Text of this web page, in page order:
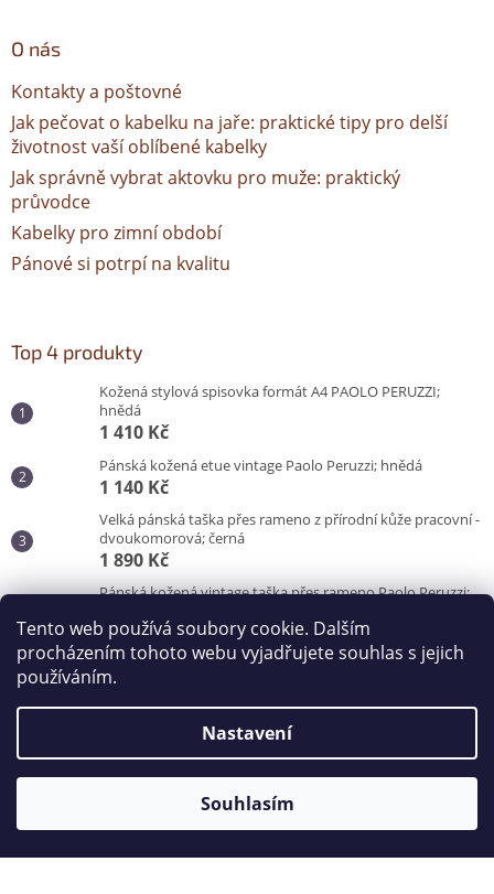
Tento web používá soubory cookie. Dalším
procházením tohoto webu vyjadřujete souhlas s jejich
používáním.
Nastavení
Souhlasím
O nás
Kontakty a poštovné
Jak pečovat o kabelku na jaře: praktické tipy pro delší
životnost vaší oblíbené kabelky
Jak správně vybrat aktovku pro muže: praktický
průvodce
Kabelky pro zimní období
Pánové si potrpí na kvalitu
Top 4 produkty
Kožená stylová spisovka formát A4 PAOLO PERUZZI;
hnědá
1 410 Kč
Pánská kožená etue vintage Paolo Peruzzi; hnědá
1 140 Kč
Velká pánská taška přes rameno z přírodní kůže pracovní -
dvoukomorová; černá
1 890 Kč
Pánská kožená vintage taška přes rameno Paolo Peruzzi;
3 100 Kč
Vytvořil Shoptet
Copyright 2026Kabelky od Hraběnky. Všechna práva
vyhrazena.